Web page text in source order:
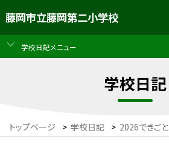
藤岡市立藤岡第二小学校
学校日記メニュー
学校日記
トップページ > 学校日記 > 2026できごと